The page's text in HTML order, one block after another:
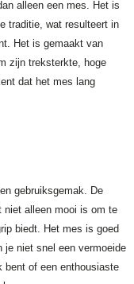
alleen een mes. Het is
traditie, wat resulteert in
Het is gemaakt van
zijn treksterkte, hoge
dat het mes lang
gebruiksgemak. De
niet alleen mooi is om te
biedt. Het mes is goed
je niet snel een vermoeide
bent of een enthousiaste